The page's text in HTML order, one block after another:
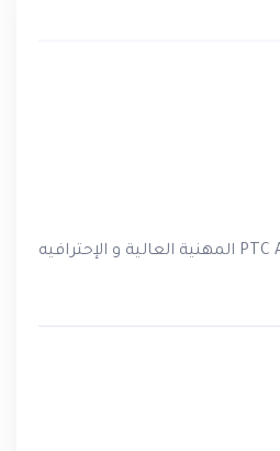
لفت انتباهي بPTC ACADEMY المهنية العالية و الإحترافيه